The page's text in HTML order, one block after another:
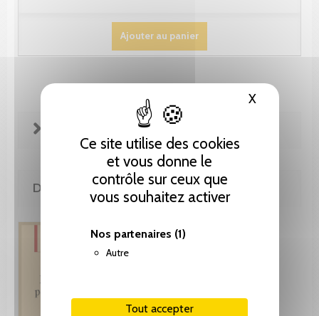
Ce site utilise des cookies
et vous donne le
contrôle sur ceux que
vous souhaitez activer
Nos partenaires (1)
Autre
Tout accepter
XMasquer
Ajouter au panier
FICHE TECHNIQUE
DE LA MÊME COLLECTION